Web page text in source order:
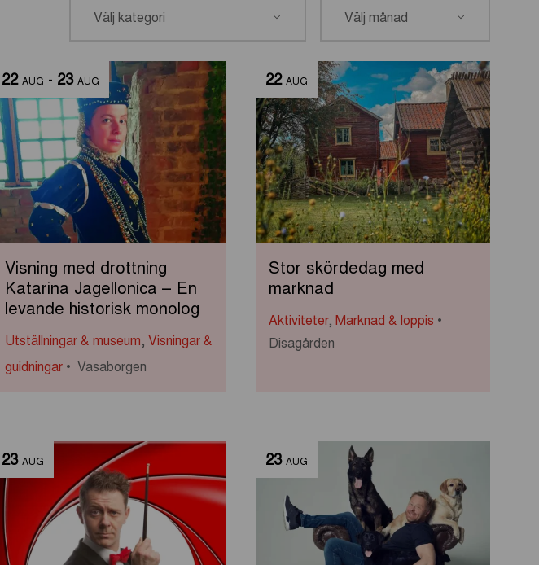
22 AUG - 23 AUG
Visning med drottning
Katarina Jagellonica – En
levande historisk monolog
Utställningar & museum, Visningar &
guidningar
Vasaborgen
22 AUG
Stor skördedag med
marknad
Aktiviteter, Marknad & loppis
Disagården
23 AUG 23 AUG